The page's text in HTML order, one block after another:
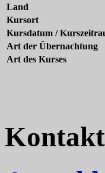
Land
Kursort
Kursdatum /
Art der Übernachtung
Art des Kurses